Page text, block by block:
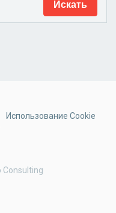
Consulting
Использование Cookie